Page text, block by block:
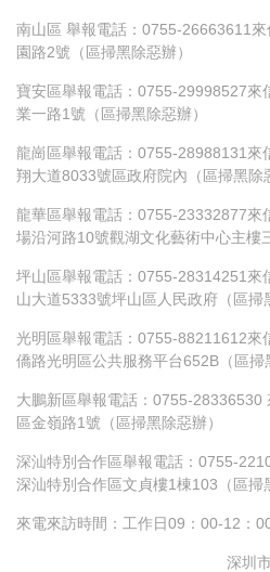
南山區 舉報電話：0755-26663611
園路2號（區掃黑除惡辦）
寶安區舉報電話：0755-29998527來
業一路1號（區掃黑除惡辦）
龍崗區舉報電話：0755-28988131來
翔大道8033號區政府院內（區掃黑除
龍華區舉報電話：0755-23332877來
場沿河路10號觀湖文化藝術中心主樓
坪山區舉報電話：0755-28314251來
山大道5333號坪山區人民政府（區掃
光明區舉報電話：0755-88211612來
僑路光明區公共服務平台652B（區掃
大鵬新區舉報電話：0755-28336530
區金嶺路1號（區掃黑除惡辦）
深汕特別合作區舉報電話：0755-
深汕特別合作區文貞樓1棟103（區掃
來電來訪時間：工作日09：00-12：
深圳